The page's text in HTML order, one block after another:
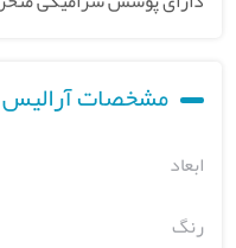
مشخصات آرالیس 60 روکابینتی
ابعاد
رنگ